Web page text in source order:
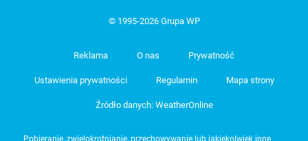
© 1995-2026 Grupa WP
Reklama O nas Prywatność
Ustawienia prywatności Regulamin Mapa strony
Źródło danych: WeatherOnline
Pobieranie, zwielokrotnianie, przechowywanie lub jakiekolwiek inne